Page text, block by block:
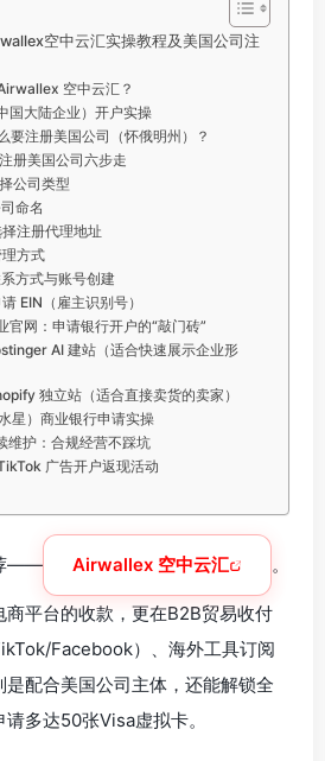
空中云汇实操教程及美国公司注
空中云汇？
国大陆企业）开户实操
要注册美国公司（怀俄明州）？
册美国公司六步走
公司类型
命名
注册代理地址
方式
方式与账号创建
EIN（雇主识别号）
官网：申请银行开户的“敲门砖”
AI 建站（适合快速展示企业形
独立站（适合直接卖货的卖家）
星）商业银行申请实操
维护：合规经营不踩坑
广告开户返现活动
—— Airwallex 空中云汇 。
平台的收款，更在B2B贸易收付
Facebook）、海外工具订阅
配合美国公司主体，还能解锁全
多达50张Visa虚拟卡。